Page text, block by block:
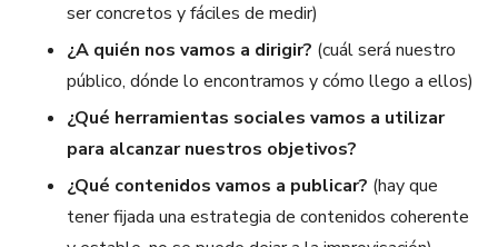
ser concretos y fáciles de medir)
¿A quién nos vamos a dirigir? (cuál será nuestro
público, dónde lo encontramos y cómo llego a ellos)
¿Qué herramientas sociales vamos a utilizar
para alcanzar nuestros objetivos?
¿Qué contenidos vamos a publicar? (hay que
tener fijada una estrategia de contenidos coherente